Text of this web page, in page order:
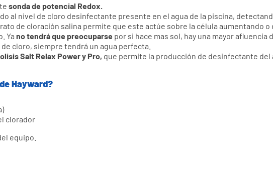
sonda de potencial Redox.
al nivel de cloro desinfectante presente en el agua de la piscina,
de cloración salina permite que este actúe sobre la célula aumentando
Ya no tendrá que preocuparse por si hace mas sol, hay una mayor
cloro, siempre tendrá un agua perfecta.
Salt Relax Power y Pro, que permite la producción de desinfectante del
Hayward?
clorador
equipo.